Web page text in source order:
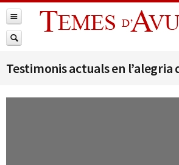
Testimonis actuals en l’alegria